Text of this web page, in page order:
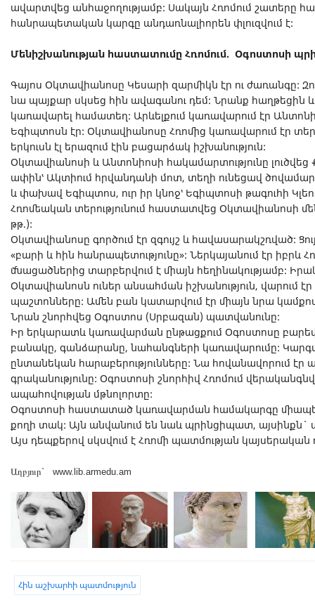
ավարտվեց անհաջողությամբ: Սակայն Հռոմում շատերը
հանրապետական կարգը անդառնալիորեն փլուզվում է:
Մենիշխանության հաստատումը Հռոմում. Օգոստոսի
Գայոս Օկտավիանոսը Կեսարի զարմիկն էր ու ժառանգը:
նա պայքար սկսեց հին ավագանու դեմ: Նրանք հաղթեցին և
կառավարել համատեղ: Արևելքում կառավարում էր
Եգիպտոսն էր: Օկտավիանոսը Հռոմից կառավարում էր
երկուսն էլ երազում էին բացարձակ իշխանություն:
Օկտավիանոսի և Անտոնիոսի հակամարտությունը
ափին՝ Ակտիում հրվանդանի մոտ, տեղի ունեցավ
և փախավ Եգիպտոս, ուր իր կնոջ՝ Եգիպտոսի թագուհի
Հռոմեական տերությունում հաստատվեց Օկտավիանոսի
թթ.):
Օկտավիանոսը գործում էր զգույշ և հավասարակշռված:
«բարի և հին հանրապետությունը»: Ներկայանում էր
մնացածներից տարբերվում է միայն հեղինակությամբ:
Օկտավիանոսն ուներ անսահման իշխանություն, վարում
պաշտոնները: Ամեն բան կատարվում էր միայն նրա
Նրան շնորհվեց Օգոստոս (Սրբազան) պատվանունը:
Իր երկարատև կառավարման ընթացքում Օգոստոսը
բանակը, գանձարանը, նահանգների կառավարումը:
ընտանեկան հարաբերությունները: Նա հովանավորում էր
գրականությունը: Օգոստոսի շնորհիվ Հռոմում
ապահովության մթնոլորտը:
Օգոստոսի հաստատած կառավարման համակարգը
քողի տակ: Այն անվանում են նաև պրինցիպատ,
Այս դեպքերով սկսվում է Հռոմի պատմության
Աղբյուր` www.lib.armedu.am
Հին աշխարհի պատմություն